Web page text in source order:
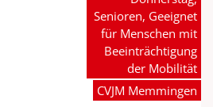
Senioren, Geeignet
für Menschen mit
Beeinträchtigung
der Mobilität
CVJM Memmingen